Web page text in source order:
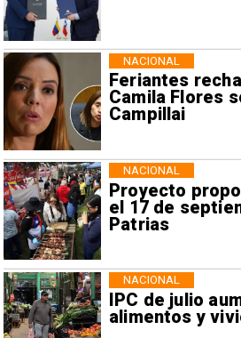
Feriantes
Camila Flores
Campillai
NACIONAL
Proyecto
el 17 de
Patrias
NACIONAL
IPC de julio
alimentos y
NACIONAL